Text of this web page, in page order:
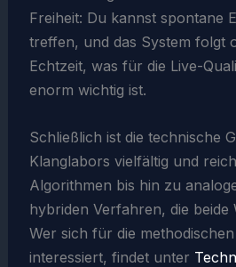
Freiheit: Du kannst spontane
treffen, und das System folgt
Echtzeit, was für die Live-
enorm wichtig ist.
Schließlich ist die technische
Klanglabors vielfältig und
Algorithmen bis hin zu
hybriden Verfahren, die
Wer sich für die
interessiert, findet unter